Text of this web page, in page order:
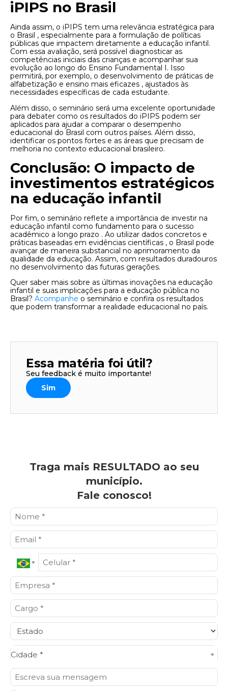
iPIPS no Brasil
Ainda assim, o iPIPS tem uma relevância estratégica para
o Brasil , especialmente para a formulação de políticas
públicas que impactem diretamente a educação infantil.
Com essa avaliação, será possível diagnosticar as
competências iniciais das crianças e acompanhar sua
evolução ao longo do Ensino Fundamental I. Isso
permitirá, por exemplo, o desenvolvimento de práticas de
alfabetização e ensino mais eficazes , ajustados às
necessidades específicas de cada estudante.
Além disso, o seminário será uma excelente oportunidade
para debater como os resultados do iPIPS podem ser
aplicados para ajudar a comparar o desempenho
educacional do Brasil com outros países. Além disso,
identificar os pontos fortes e as áreas que precisam de
melhoria no contexto educacional brasileiro.
Conclusão: O impacto de
investimentos estratégicos
na educação infantil
Por fim, o seminário reflete a importância de investir na
educação infantil como fundamento para o sucesso
acadêmico a longo prazo . Ao utilizar dados concretos e
práticas baseadas em evidências científicas , o Brasil pode
avançar de maneira substancial no aprimoramento da
qualidade da educação. Assim, com resultados duradouros
no desenvolvimento das futuras gerações.
Quer saber mais sobre as últimas inovações na educação
infantil e suas implicações para a educação pública no
Brasil? Acompanhe o seminário e confira os resultados
que podem transformar a realidade educacional no país.
Essa matéria foi útil?
Seu feedback é muito importante!
Sim
Traga mais RESULTADO ao seu
município.
Fale conosco!
Cidade *
Cidade*